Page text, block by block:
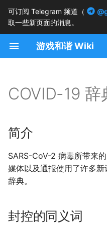
可订阅 Telegram 频道（
取一些新页面的消息。
游戏和谐 Wiki
正
在
始
索
引
擎
封控的同义词
对偶
应〇尽〇
其他的新语
COVID-19 辞
简介
SARS-CoV-2 病毒所带来
媒体以及通报使用了许多
辞典。
封控的同义词